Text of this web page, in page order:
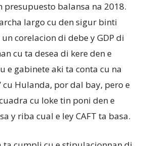
presupuesto balansa na 2018.
largo cu den sigur binti
corelacion di debe y GDP di
cu ta desea di kere den e
e gabinete aki ta conta cu na
cu Hulanda, por dal bay, pero e
cu loke tin poni den e
y riba cual e ley CAFT ta basa.